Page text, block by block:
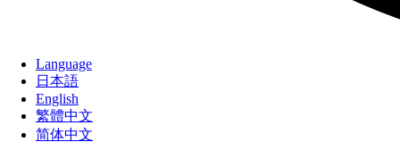
Language
日本語
English
繁體中文
简体中文